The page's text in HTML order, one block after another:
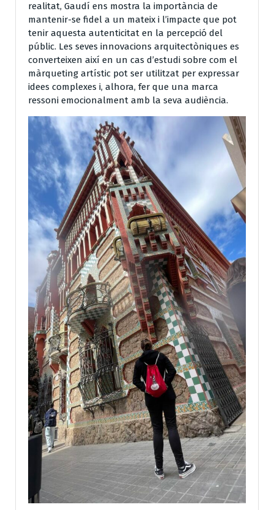
realitat, Gaudí ens mostra la importància de
mantenir-se fidel a un mateix i l’impacte que pot
tenir aquesta autenticitat en la percepció del
públic. Les seves innovacions arquitectòniques es
converteixen així en un cas d’estudi sobre com el
màrqueting artístic pot ser utilitzat per expressar
idees complexes i, alhora, fer que una marca
ressoni emocionalment amb la seva audiència.